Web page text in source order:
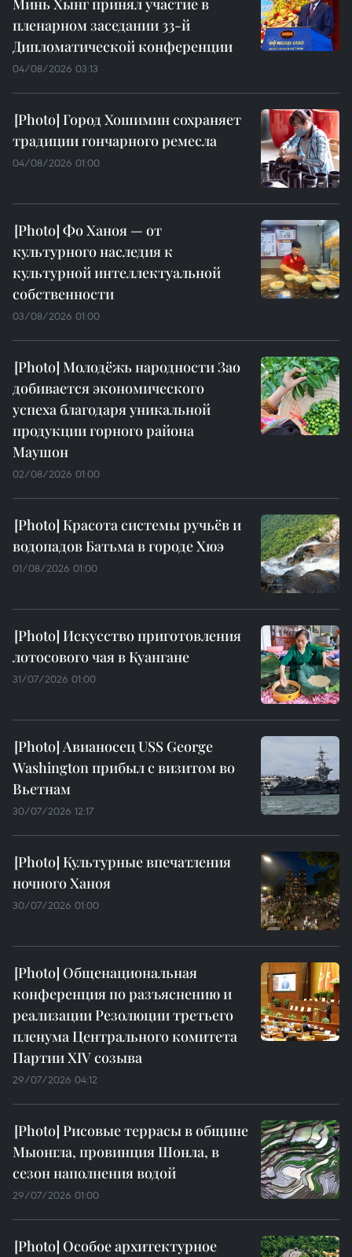
Минь Хынг принял участие в
пленарном заседании 33-й
Дипломатической конференции
04/08/2026 03:13
Город Хошимин сохраняет
традиции гончарного ремесла
04/08/2026 01:00
Фо Ханоя — от
культурного наследия к
культурной интеллектуальной
собственности
03/08/2026 01:00
Молодёжь народности Зао
добивается экономического
успеха благодаря уникальной
продукции горного района
Маушон
02/08/2026 01:00
Красота системы ручьёв и
водопадов Батьма в городе Хюэ
01/08/2026 01:00
Искусство приготовления
лотосового чая в Куангане
31/07/2026 01:00
Авианосец USS George
Washington прибыл с визитом во
Вьетнам
30/07/2026 12:17
Культурные впечатления
ночного Ханоя
30/07/2026 01:00
Общенациональная
конференция по разъяснению и
реализации Резолюции третьего
пленума Центрального комитета
Партии XIV созыва
29/07/2026 04:12
Рисовые террасы в общине
Мыонгла, провинция Шонла, в
сезон наполнения водой
29/07/2026 01:00
Особое архитектурное